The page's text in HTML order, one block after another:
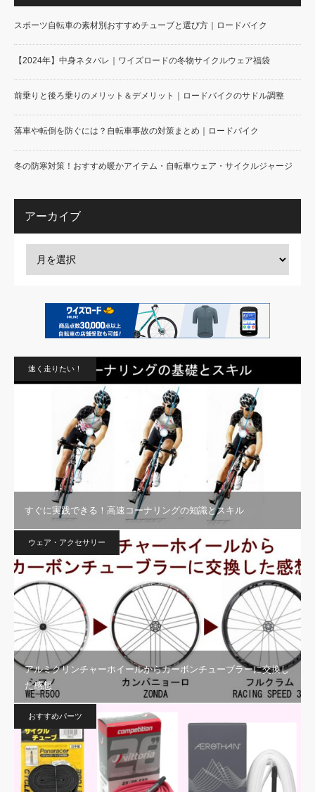
スポーツ自転車の素材別おすすめチューブと選び方｜ロードバイク
【2024年】中身ネタバレ｜ワイズロードの冬物サイクルウェア福袋
前乗りと後ろ乗りのメリット＆デメリット｜ロードバイクのサドル調整
落車や転倒を防ぐには？自転車事故の対策まとめ｜ロードバイク
冬の防寒対策！おすすめ暖かアイテム・自転車ウェア・サイクルジャージ
アーカイブ
速く走りたい！
すぐに実践できる！高速コーナリングの知識とスキル
ウェア・アクセサリー
アルミクリンチャーホイールからカーボンチューブラーに交換し
た感想
おすすめパーツ